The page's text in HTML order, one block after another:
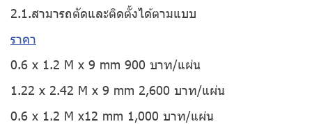
2.1.สามารถตัดและติดตั้งได้ตามแบบ
ราคา
0.6 x 1.2 M x 9 mm 900 บาท/แผ่น
1.22 x 2.42 M x 9 mm 2,600 บาท/แผ่น
0.6 x 1.2 M x12 mm 1,000 บาท/แผ่น